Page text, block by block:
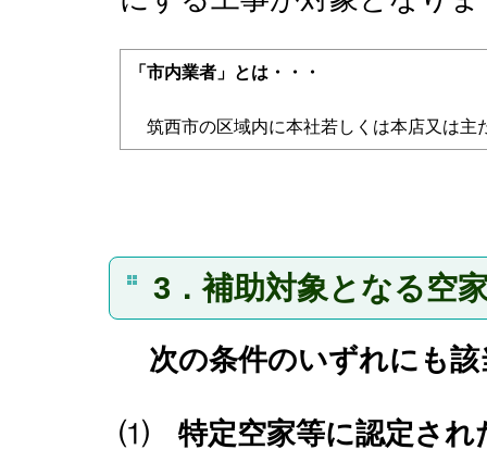
「市内業者」とは・・・
筑西市の区域内に本社若しくは本店又は主
3．補助対象となる空
次の条件のいずれにも該
⑴ 特定空家等に認定され